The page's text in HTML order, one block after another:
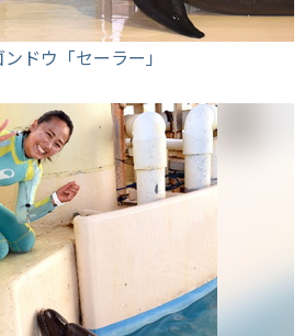
ドウ「セーラー」